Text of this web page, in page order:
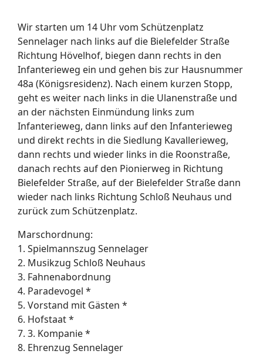
Wir starten um 14 Uhr vom Schützenplatz
Sennelager nach links auf die Bielefelder Straße
Richtung Hövelhof, biegen dann rechts in den
Infanterieweg ein und gehen bis zur Hausnummer
48a (Königsresidenz). Nach einem kurzen Stopp,
geht es weiter nach links in die Ulanenstraße und
an der nächsten Einmündung links zum
Infanterieweg, dann links auf den Infanterieweg
und direkt rechts in die Siedlung Kavallerieweg,
dann rechts und wieder links in die Roonstraße,
danach rechts auf den Pionierweg in Richtung
Bielefelder Straße, auf der Bielefelder Straße dann
wieder nach links Richtung Schloß Neuhaus und
zurück zum Schützenplatz.
Marschordnung:
1. Spielmannszug Sennelager
2. Musikzug Schloß Neuhaus
3. Fahnenabordnung
4. Paradevogel *
5. Vorstand mit Gästen *
6. Hofstaat *
7. 3. Kompanie *
8. Ehrenzug Sennelager